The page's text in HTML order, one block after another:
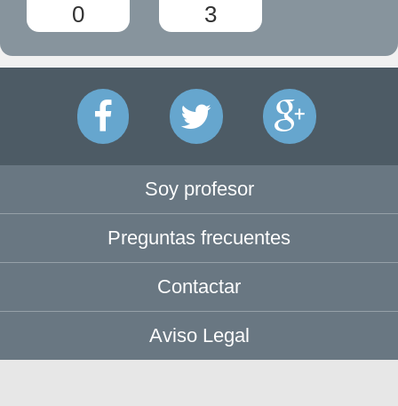
0 3
Soy profesor
Preguntas frecuentes
Contactar
Aviso Legal